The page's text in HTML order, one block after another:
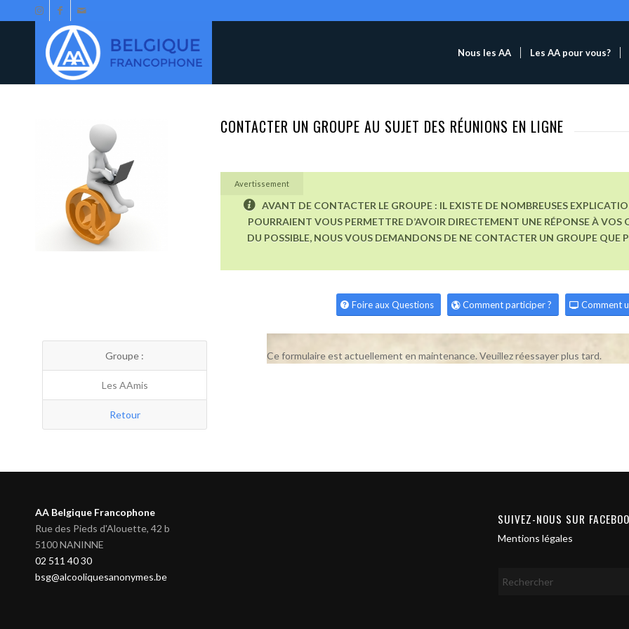
Nous les AA Les AA pour vous?
CONTACTER UN GROUPE AU SUJET DES RÉUNIONS EN LIGNE
Avertissement
AVANT DE CONTACTER LE GROUPE : IL EXISTE DE NOMBREUSES
POURRAIENT VOUS PERMETTRE D’AVOIR DIRECTEMENT UNE RÉPONSE À VOS
DU POSSIBLE, NOUS VOUS DEMANDONS DE NE CONTACTER UN GROUPE QUE
Foire aux Questions Comment participer ? Comment
Groupe :
Les AAmis
Retour
Ce formulaire est actuellement en maintenance. Veuillez réessayer plus tard.
AA Belgique Francophone
Rue des Pieds d'Alouette, 42 b
5100 NANINNE
02 511 40 30
bsg@alcooliquesanonymes.be
SUIVEZ-NOUS SUR
Mentions légales